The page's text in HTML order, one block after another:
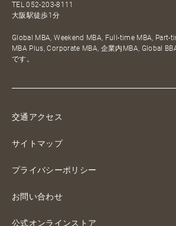
TEL052-203-8111
大阪駅徒歩1分
Global MBA, Weekend MBA, Full-time MBA, Part-
MBA Plus, Corporate MBA, 企業内MBA, Global
です。
交通アクセス
サイトマップ
プライバシーポリシー
お問い合わせ
公式オンラインストア